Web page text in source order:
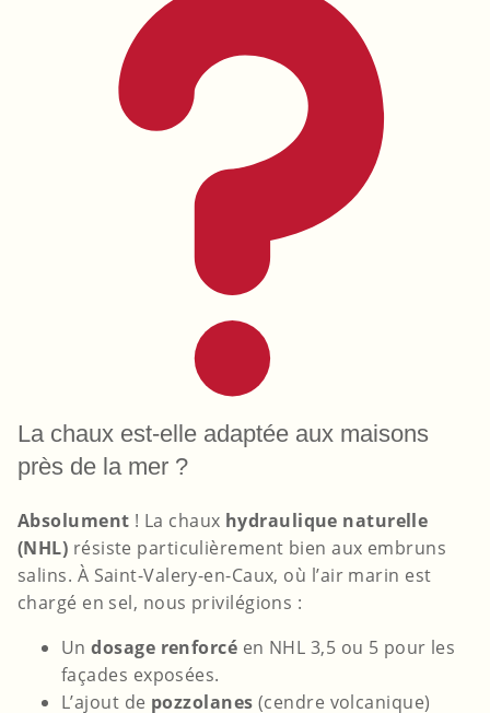
La chaux est-elle adaptée aux maisons
près de la mer ?
Absolument ! La chaux hydraulique naturelle
(NHL) résiste particulièrement bien aux embruns
salins. À Saint-Valery-en-Caux, où l’air marin est
chargé en sel, nous privilégions :
Undosage renforcé en NHL 3,5 ou 5 pour les
façades exposées.
L’ajout de pozzolanes (cendre volcanique)